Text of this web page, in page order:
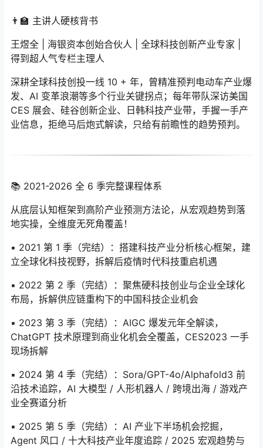
👨‍🏫 主讲人硬核背书
王煜全 | 海银资本创始合伙人 | 全球科技创新产业专家 |
得到超人气专栏主理人
深耕全球科技创投一线 10 + 年，曾精准预判电动车产业爆
发、AI 变革浪潮等多个行业关键拐点；每年带队深访美国
CES 展会、硅谷创新企业、日韩科技产业带，手握一手产
业信息，拒绝马后炮式解读，只给有前瞻性的趋势预判。
📚 2021-2026 全 6 季完整课程体系
从底层认知框架到高阶产业预测方法论，从宏观趋势到落
地实操，全维度无死角覆盖！
▪️ 2021 第 1 季（完结）：搭建科技产业分析核心框架，建
立全球化科技视野，拆解后疫情时代科技重启机遇
▪️ 2022 第 2 季（完结）：聚焦硬科技创业与企业全球化
布局，拆解供应链重构下的中国科技企业机会
▪️ 2023 第 3 季（完结）：AIGC 爆发元年全解读，
ChatGPT 技术原理到商业化机会全覆盖，CES2023 一手
现场拆解
▪️ 2024 第 4 季（完结）：Sora/GPT-4o/Alphafold3 前
沿技术追踪，AI 大模型 / 人形机器人 / 跨境出海 / 游戏产
业全赛道分析
▪️ 2025 第 5 季（完结）：AI 产业下半场机会挖掘，
Agent 风口 / 十大科技产业年度追踪 / 2025 宏观趋势与